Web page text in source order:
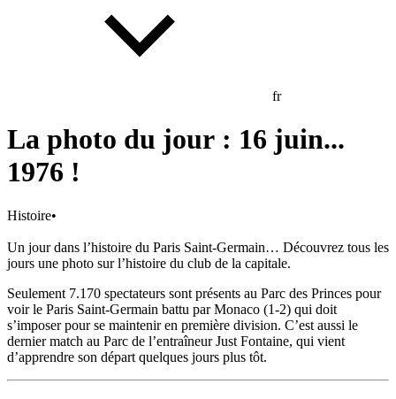
fr
La photo du jour : 16 juin...
1976 !
Histoire•
Un jour dans l’histoire du Paris Saint-Germain… Découvrez tous les
jours une photo sur l’histoire du club de la capitale.
Seulement 7.170 spectateurs sont présents au Parc des Princes pour
voir le Paris Saint-Germain battu par Monaco (1-2) qui doit
s’imposer pour se maintenir en première division. C’est aussi le
dernier match au Parc de l’entraîneur Just Fontaine, qui vient
d’apprendre son départ quelques jours plus tôt.